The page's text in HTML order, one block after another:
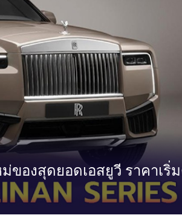
ม่ของสุดยอดเอสยูวี ราคาเริ่